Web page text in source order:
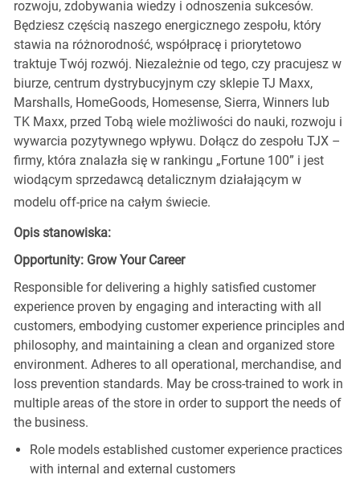
rozwoju, zdobywania wiedzy i odnoszenia sukcesów.
Będziesz częścią naszego energicznego zespołu, który
stawia na różnorodność, współpracę i priorytetowo
traktuje Twój rozwój. Niezależnie od tego, czy pracujesz w
biurze, centrum dystrybucyjnym czy sklepie TJ Maxx,
Marshalls, HomeGoods, Homesense, Sierra, Winners lub
TK Maxx, przed Tobą wiele możliwości do nauki, rozwoju i
wywarcia pozytywnego wpływu. Dołącz do zespołu TJX –
firmy, która znalazła się w rankingu „Fortune 100” i jest
wiodącym sprzedawcą detalicznym działającym w
modelu off-price na całym świecie.
Opis stanowiska:
Opportunity: Grow Your Career
Responsible for delivering a highly satisfied customer
experience proven by engaging and interacting with all
customers, embodying customer experience principles and
philosophy, and maintaining a clean and organized store
environment. Adheres to all operational, merchandise, and
loss prevention standards. May be cross-trained to work in
multiple areas of the store in order to support the needs of
the business.
Role models established customer experience practices
with internal and external customers